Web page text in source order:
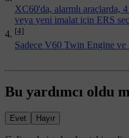
XC60'da, alarmlı araçlarda,
veya yeni imalat için ERS
[4]
Sadece V60 Twin Engine
Bu yardımcı oldu
Evet Hayır